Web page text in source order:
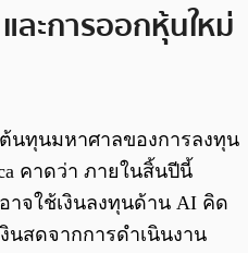
ละการออกหุ้นใหม่
นทุนมหาศาลของการลงทุน
คาดว่า ภายในสิ้นปีนี้
จใช้เงินลงทุนด้าน AI คิด
งินสดจากการดำเนินงาน